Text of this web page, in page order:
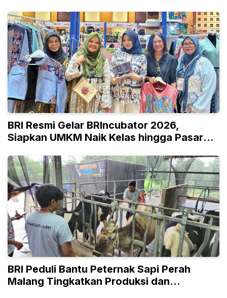
BRI Resmi Gelar BRIncubator 2026,
Siapkan UMKM Naik Kelas hingga Pasar
BRI Peduli Bantu Peternak Sapi Perah
Malang Tingkatkan Produksi dan